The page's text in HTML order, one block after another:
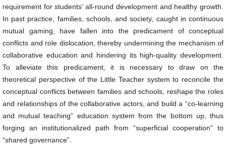
requirement for students’ all-round development and healthy growth.
In past practice, families, schools, and society, caught in continuous
mutual gaming, have fallen into the predicament of conceptual
conflicts and role dislocation, thereby undermining the mechanism of
collaborative education and hindering its high-quality development.
To alleviate this predicament, it is necessary to draw on the
theoretical perspective of the Little Teacher system to reconcile the
conceptual conflicts between families and schools, reshape the roles
and relationships of the collaborative actors, and build a “co-learning
and mutual teaching” education system from the bottom up, thus
forging an institutionalized path from “superficial cooperation” to
“shared governance”.